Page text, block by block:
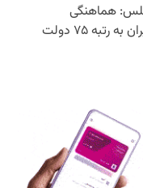
هماهنگی
نهادی شرط رسیدن ایران به رتبه ۷۵ دولت